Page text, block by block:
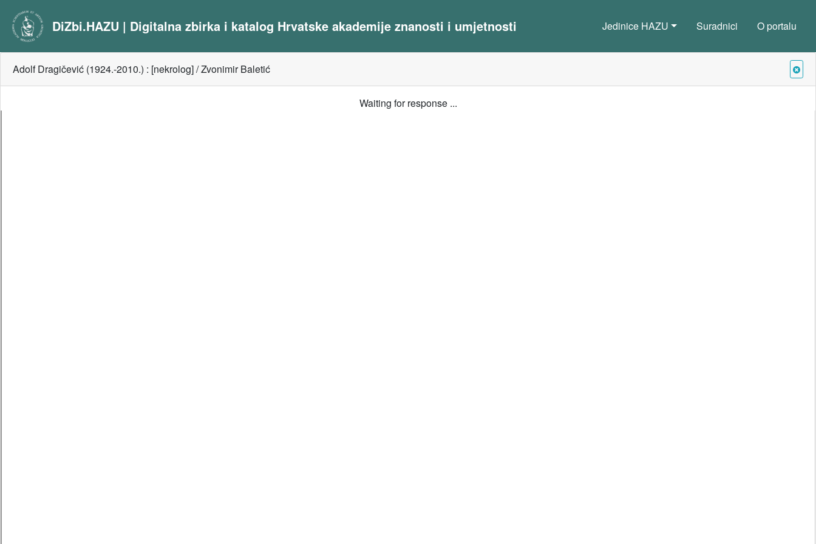
DiZbi.HAZU | Digitalna zbirka i katalog Hrvatske akademije znanosti i umjetnosti Jedinice HAZU Suradnici O portalu
Adolf Dragičević (1924.-2010.) : [nekrolog] / Zvonimir Baletić
Waiting for response ...